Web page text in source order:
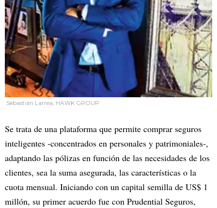
Sebastián Larrea, HAWK GROUP
Se trata de una plataforma que permite comprar seguros
inteligentes -concentrados en personales y patrimoniales-,
adaptando las pólizas en función de las necesidades de los
clientes, sea la suma asegurada, las características o la
cuota mensual. Iniciando con un capital semilla de US$ 1
millón, su primer acuerdo fue con Prudential Seguros,